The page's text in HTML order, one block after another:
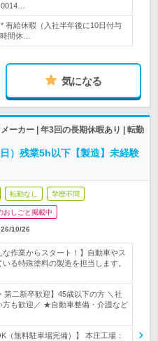
有給休暇（入社半年後に10日付与
間休…
気になる
ーカー | 年3回の長期休暇あり | 転勤
）残業5h以下【製造】未経験
転勤なし 学歴不問
おしごと掲載中
10/26
作業からスタート！】自動車やス
る特殊塗料の製造を担当します。
第二新卒歓迎】45歳以下の方 ＼社
方も歓迎／ ★自動車整備・介護など
（無料駐車場完備）】 本庄工場：